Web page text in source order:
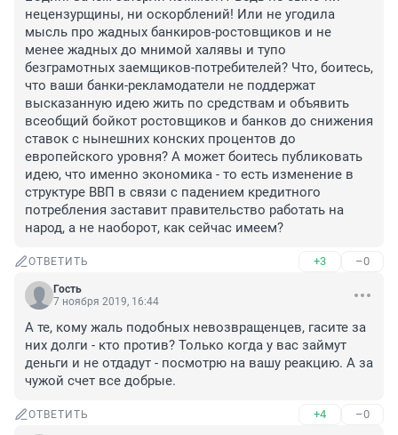
нецензурщины, ни оскорблений! Или не угодила
мысль про жадных банкиров-ростовщиков и не
менее жадных до мнимой халявы и тупо
безграмотных заемщиков-потребителей? Что, боитесь,
что ваши банки-рекламодатели не поддержат
высказанную идею жить по средствам и объявить
всеобщий бойкот ростовщиков и банков до снижения
ставок с нынешних конских процентов до
европейского уровня? А может боитесь публиковать
идею, что именно экономика - то есть изменение в
структуре ВВП в связи с падением кредитного
потребления заставит правительство работать на
народ, а не наоборот, как сейчас имеем?
ОТВЕТИТЬ +3 –0
Гость
7 ноября 2019, 16:44
А те, кому жаль подобных невозвращенцев, гасите за
них долги - кто против? Только когда у вас займут
деньги и не отдадут - посмотрю на вашу реакцию. А за
чужой счет все добрые.
ОТВЕТИТЬ +4 –0